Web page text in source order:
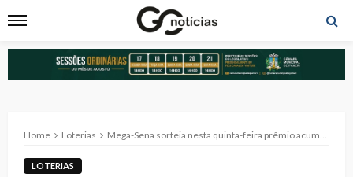
Home Loterias Mega-Sena sorteia nesta quinta-feira prêmio acumulado em R$ 52 milhões
LOTERIAS